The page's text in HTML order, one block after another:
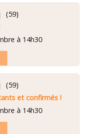
(59)
à 14h30
(59)
et confirmés !
à 14h30